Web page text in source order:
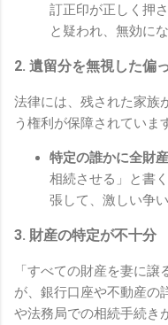
訂正印が正しく押
と疑われ、無効に
2. 遺留分を無視した偏
法律には、残された家族
う権利が保障されていま
特定の誰かに全財
相続させる」と書
張して、激しい争
3. 財産の特定が不十分
「すべての財産を妻に
が、銀行口座や不動産の
や法務局での相続手続き